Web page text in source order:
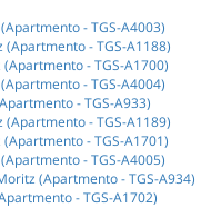
- TGS-A4003)
- TGS-A1188)
- TGS-A1700)
- TGS-A4004)
- TGS-A933)
- TGS-A1189)
- TGS-A1701)
- TGS-A4005)
(Apartmento - TGS-A934)
- TGS-A1702)